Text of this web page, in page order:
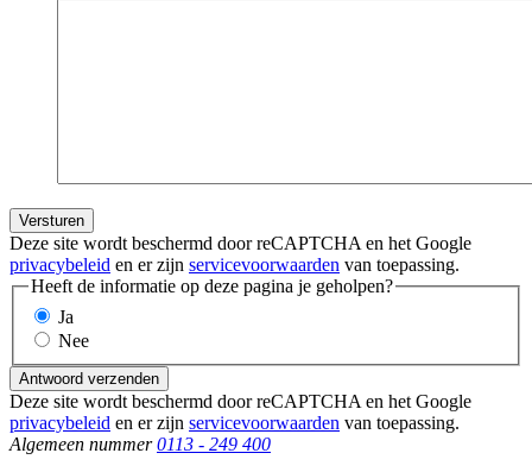
Versturen
Deze site wordt beschermd door reCAPTCHA en het Google
privacybeleid en er zijn servicevoorwaarden van toepassing.
Heeft de informatie op deze pagina je geholpen?
Ja
Nee
Antwoord verzenden
Deze site wordt beschermd door reCAPTCHA en het Google
privacybeleid en er zijn servicevoorwaarden van toepassing.
Algemeen nummer 0113 - 249 400